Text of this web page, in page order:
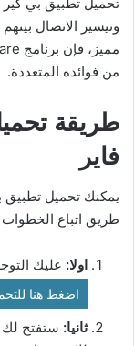
وتيسير الاتصال
من فوائده المتعددة.
طريقة
فاير
يمكنك تحميل تطبيق
طريق اتباع الخطوات
اولا: عليك
اضغط هنا
ثانيا: ستفتح لك